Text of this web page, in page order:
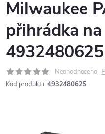
Milwaukee
přihrádka
4932480625
Neohodnoceno
Kód produktu: 4932480625